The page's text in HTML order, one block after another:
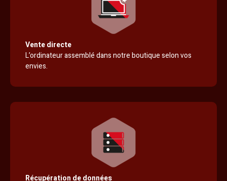
Vente directe
L’ordinateur assemblé dans notre boutique selon vos
envies.
Récupération de données